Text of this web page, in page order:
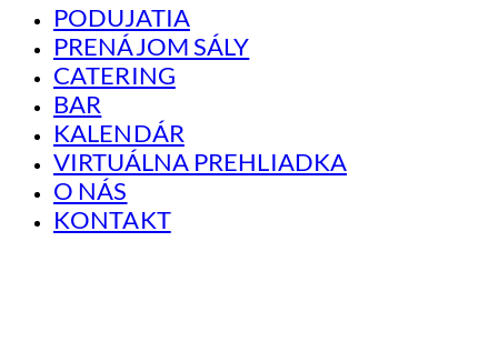
PODUJATIA
PRENÁJOM SÁLY
CATERING
BAR
KALENDÁR
VIRTUÁLNA PREHLIADKA
O NÁS
KONTAKT